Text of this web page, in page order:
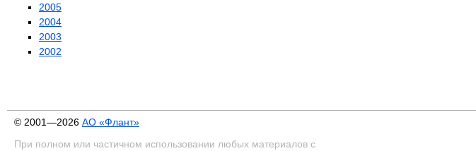
2005
2004
2003
2002
© 2001—2026 АО «Флант»
При полном или частичном использовании любых материалов с